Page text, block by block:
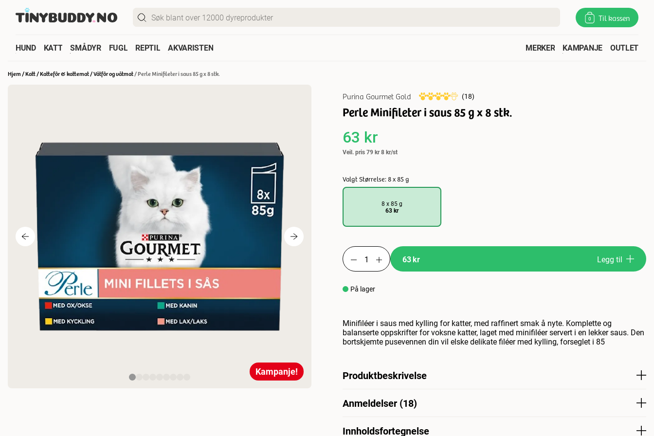
0 Til kassen
HUND KATT SMÅDYR FUGL REPTIL AKVARISTEN MERKER KAMPANJE OUTLET
Hjem /Katt/Kattefôr & kattemat/Våtfôr og våtmat/Perle Minifileter i saus 85 g x 8 stk.
Kampanje!
Purina Gourmet Gold
Perle Minifileter i saus 85 g x 8 stk.
(18)
63 kr
Veil. pris79 kr8 kr/st
Valgt Størrelse: 8 x 85 g
8 x 85 g
63 kr
63 kr Legg til
På lager
Minifiléer i saus med kylling for katter, med raffinert smak å nyte. Komplette og
balanserte oppskrifter for voksne katter, laget med minifiléer servert i en lekker saus. Den
bortskjemte pusevennen din vil elske delikate filéer med kylling, forseglet i 85
Produktbeskrivelse
og balanserte oppskrifter for voksne katter med minifileter servert i en deilig saus. Den
gjør hvert måltid like friskt og velsmakende. Prøv den uimotståelige kombinasjonen av
Anmeldelser (18)
Hva synes andre kunder
Innholdsfortegnelse